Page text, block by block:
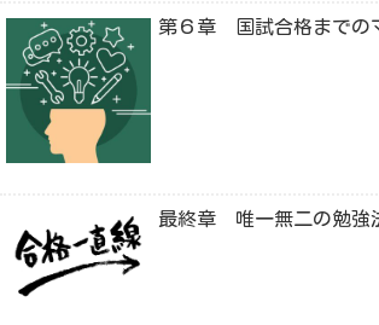
第６章 国試合格までの
最終章 唯一無二の勉強